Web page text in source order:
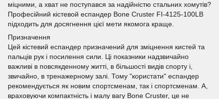
міцними, а хват не поступався за надійністю стальних хомутів?
Професійний кістевой еспандер Bone Cruster FI-4125-100LB
підходить для досягнення цієї мети якомога краще.
Призначення
Цей кістевий еспандер призначений для зміцнення кистей та
пальців рук і посилення сили. Ці показники надзвичайно
важливі в повсякденному житті, в більшості видів спорту і,
звичайно, в тренажерному залі. Тому "користати" еспандер
рекомендується як новим спортсменам, так і спортсменам. А,
враховуючи компактність і малу вагу Bone Cruster, це не